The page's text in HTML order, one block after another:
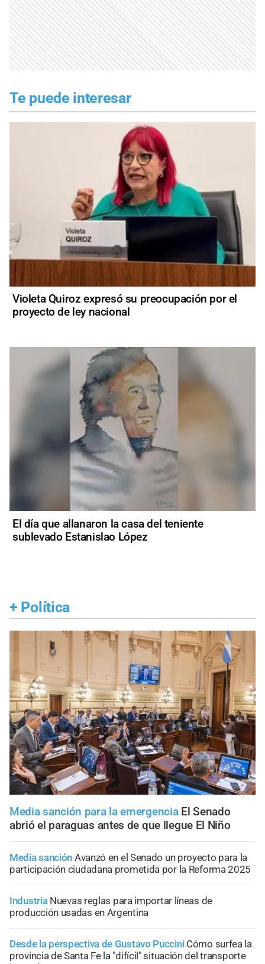
Te puede interesar
Violeta Quiroz expresó su preocupación por el
proyecto de ley nacional
El día que allanaron la casa del teniente
sublevado Estanislao López
+ Política
Media sanción para la emergencia El Senado
abrió el paraguas antes de que llegue El Niño
Media sanción Avanzó en el Senado un proyecto para la
participación ciudadana prometida por la Reforma 2025
Industria Nuevas reglas para importar líneas de
producción usadas en Argentina
Desde la perspectiva de Gustavo Puccini Cómo surfea la
provincia de Santa Fe la "difícil" situación del transporte